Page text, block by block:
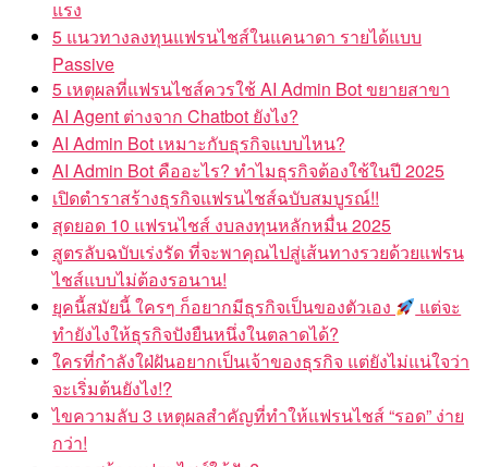
แรง
5 แนวทางลงทุนแฟรนไชส์ในแคนาดา รายได้แบบ
Passive
5 เหตุผลที่แฟรนไชส์ควรใช้ AI Admin Bot ขยายสาขา
AI Agent ต่างจาก Chatbot ยังไง?
AI Admin Bot เหมาะกับธุรกิจแบบไหน?
AI Admin Bot คืออะไร? ทำไมธุรกิจต้องใช้ในปี 2025
เปิดตำราสร้างธุรกิจแฟรนไชส์ฉบับสมบูรณ์!!
สุดยอด 10 แฟรนไชส์ งบลงทุนหลักหมื่น 2025
สูตรลับฉบับเร่งรัด ที่จะพาคุณไปสู่เส้นทางรวยด้วยแฟรน
ไชส์แบบไม่ต้องรอนาน!
ยุคนี้สมัยนี้ ใครๆ ก็อยากมีธุรกิจเป็นของตัวเอง
แต่จะ
ทำยังไงให้ธุรกิจปังยืนหนึ่งในตลาดได้?
ใครที่กำลังใฝ่ฝันอยากเป็นเจ้าของธุรกิจ แต่ยังไม่แน่ใจว่า
จะเริ่มต้นยังไง!?
ไขความลับ 3 เหตุผลสำคัญที่ทำให้แฟรนไชส์ “รอด” ง่าย
กว่า!